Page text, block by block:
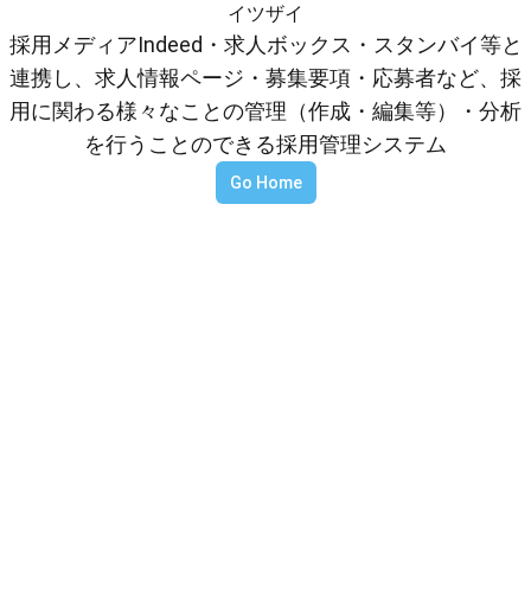
イツザイ
採用メディアIndeed・求人ボックス・スタンバイ等と
連携し、求人情報ページ・募集要項・応募者など、採
用に関わる様々なことの管理（作成・編集等）・分析
を行うことのできる採用管理システム
Go Home